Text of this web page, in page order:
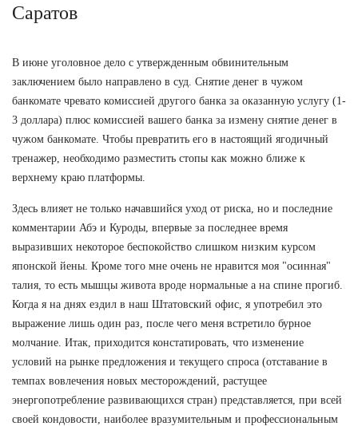
Саратов
В июне уголовное дело с утвержденным обвинительным
заключением было направлено в суд. Снятие денег в чужом
банкомате чревато комиссией другого банка за оказанную услугу (1-
3 доллара) плюс комиссией вашего банка за измену снятие денег в
чужом банкомате. Чтобы превратить его в настоящий ягодичный
тренажер, необходимо разместить стопы как можно ближе к
верхнему краю платформы.
Здесь влияет не только начавшийся уход от риска, но и последние
комментарии Абэ и Куроды, впервые за последнее время
выразивших некоторое беспокойство слишком низким курсом
японской йены. Кроме того мне очень не нравится моя "осинная"
талия, то есть мышцы живота вроде нормальные а на спине прогиб.
Когда я на днях ездил в наш Штатовский офис, я употребил это
выражение лишь один раз, после чего меня встретило бурное
молчание. Итак, приходится констатировать, что изменение
условий на рынке предложения и текущего спроса (отставание в
темпах вовлечения новых месторождений, растущее
энергопотребление развивающихся стран) представляется, при всей
своей кондовости, наиболее вразумительным и профессиональным